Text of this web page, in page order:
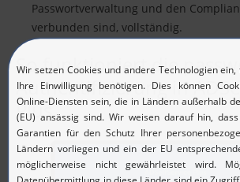
Passwortverwaltung und den
verbunden sind, vollständig.
So funktioniert die
Authentifizierung in
Plus